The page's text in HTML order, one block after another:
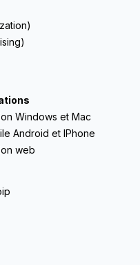
Windows et Mac
Android et IPhone
web